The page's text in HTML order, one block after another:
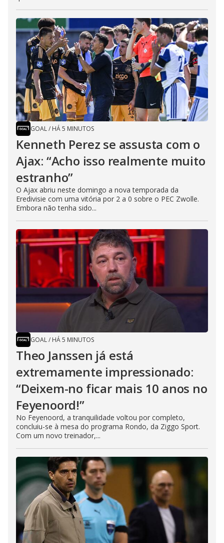
GOAL/ HÁ 5 MINUTOS
Kenneth Perez se assusta com o
Ajax: “Acho isso realmente muito
estranho”
O Ajax abriu neste domingo a nova temporada da
Eredivisie com uma vitória por 2 a 0 sobre o PEC Zwolle.
Embora não tenha sido...
GOAL/ HÁ 5 MINUTOS
Theo Janssen já está
extremamente impressionado:
“Deixem-no ficar mais 10 anos no
Feyenoord!”
No Feyenoord, a tranquilidade voltou por completo,
concluiu-se à mesa do programa Rondo, da Ziggo Sport.
Com um novo treinador,...